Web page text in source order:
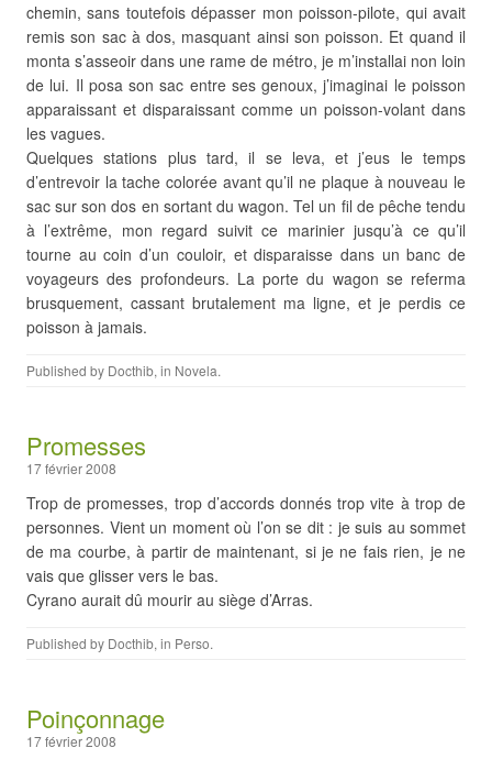
chemin, sans toutefois dépasser mon poisson-pilote, qui avait
remis son sac à dos, masquant ainsi son poisson. Et quand il
monta s’asseoir dans une rame de métro, je m’installai non loin
de lui. Il posa son sac entre ses genoux, j’imaginai le poisson
apparaissant et disparaissant comme un poisson-volant dans
les vagues.
Quelques stations plus tard, il se leva, et j’eus le temps
d’entrevoir la tache colorée avant qu’il ne plaque à nouveau le
sac sur son dos en sortant du wagon. Tel un fil de pêche tendu
à l’extrême, mon regard suivit ce marinier jusqu’à ce qu’il
tourne au coin d’un couloir, et disparaisse dans un banc de
voyageurs des profondeurs. La porte du wagon se referma
brusquement, cassant brutalement ma ligne, et je perdis ce
poisson à jamais.
Published by Docthib, in Novela.
Promesses
17 février 2008
Trop de promesses, trop d’accords donnés trop vite à trop de
personnes. Vient un moment où l’on se dit : je suis au sommet
de ma courbe, à partir de maintenant, si je ne fais rien, je ne
vais que glisser vers le bas.
Cyrano aurait dû mourir au siège d’Arras.
Published by Docthib, in Perso.
Poinçonnage
17 février 2008